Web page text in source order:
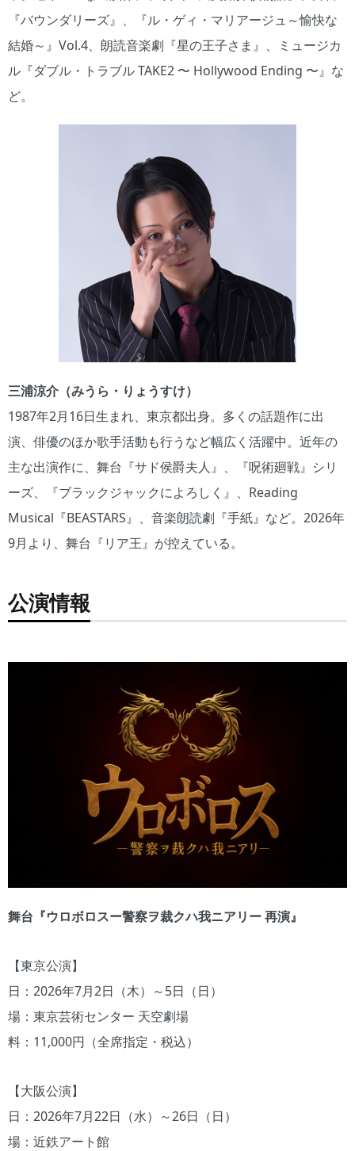
『バウンダリーズ』、『ル・ゲィ・マリアージュ～愉快な
結婚～』Vol.4、朗読音楽劇『星の王子さま』、ミュージカ
ル『ダブル・トラブル TAKE2 〜 Hollywood Ending 〜』な
ど。
三浦涼介（みうら・りょうすけ）
1987年2月16日生まれ、東京都出身。多くの話題作に出
演、俳優のほか歌手活動も行うなど幅広く活躍中。近年の
主な出演作に、舞台『サド侯爵夫人』、『呪術廻戦』シリ
ーズ、『ブラックジャックによろしく』、Reading
Musical『BEASTARS』、音楽朗読劇『手紙』など。2026年
9月より、舞台『リア王』が控えている。
公演情報
舞台『ウロボロスー警察ヲ裁クハ我ニアリー 再演』
【東京公演】
日：2026年7月2日（木）～5日（日）
場：東京芸術センター 天空劇場
料：11,000円（全席指定・税込）
【大阪公演】
日：2026年7月22日（水）～26日（日）
場：近鉄アート館